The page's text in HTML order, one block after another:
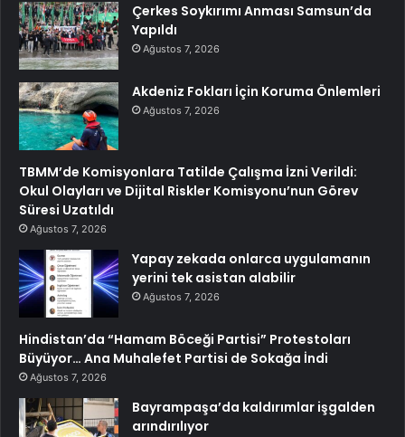
Çerkes Soykırımı Anması Samsun’da
Yapıldı
Ağustos 7, 2026
Akdeniz Fokları İçin Koruma Önlemleri
Ağustos 7, 2026
TBMM’de Komisyonlara Tatilde Çalışma İzni Verildi:
Okul Olayları ve Dijital Riskler Komisyonu’nun Görev
Süresi Uzatıldı
Ağustos 7, 2026
Yapay zekada onlarca uygulamanın
yerini tek asistan alabilir
Ağustos 7, 2026
Hindistan’da “Hamam Böceği Partisi” Protestoları
Büyüyor… Ana Muhalefet Partisi de Sokağa İndi
Ağustos 7, 2026
Bayrampaşa’da kaldırımlar işgalden
arındırılıyor